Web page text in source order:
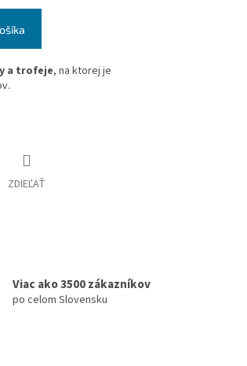
a trofeje, na ktorej je
ZDIEĽAŤ
Viac ako 3500 zákazníkov
po celom Slovensku